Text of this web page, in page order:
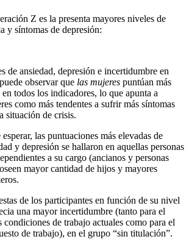
Z es la presenta mayores niveles de
y síntomas de depresión:
de ansiedad, depresión e incertidumbre en
observar que las mujeres puntúan más
todos los indicadores, lo que apunta a
como más tendentes a sufrir más síntomas
situación de crisis.
las puntuaciones más elevadas de
y depresión se hallaron en aquellas personas
a su cargo (ancianos y personas
mayor cantidad de hijos y mayores
de los participantes en función de su nivel
una mayor incertidumbre (tanto para el
condiciones de trabajo actuales como para el
de trabajo), en el grupo “sin titulación”.